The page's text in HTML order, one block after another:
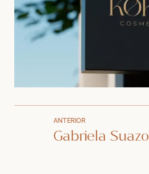
ANTERIOR
Gabriela Suazo